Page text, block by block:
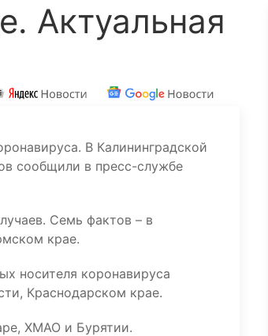
Актуальная
В Калининградской
сообщили в пресс-службе
Семь фактов – в
крае.
носителя коронавируса
Краснодарском крае.
ХМАО и Бурятии.